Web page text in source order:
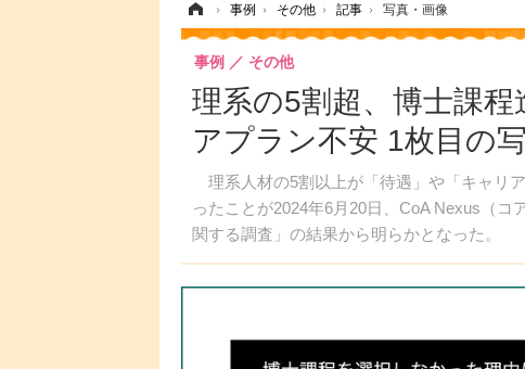
› 事例 › その他 › 記事 › 写真・画像
理系の5割超、博士課
アプラン不安 1枚目の
理系人材の5割以上が「待遇」や「キャリ
ったことが2024年6月20日、CoA Nexus（
関する調査」の結果から明らかとなった。
事例 その他